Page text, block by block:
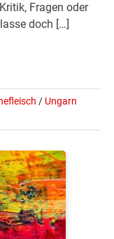
Fragen oder
doch […]
/ Ungarn